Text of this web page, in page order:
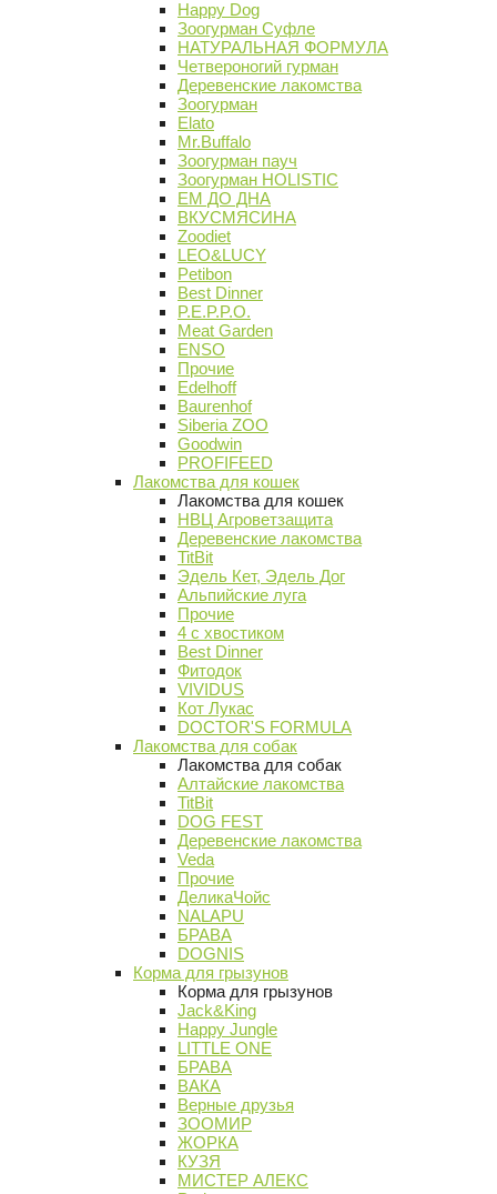
Happy Dog
Зоогурман Суфле
НАТУРАЛЬНАЯ ФОРМУЛА
Четвероногий гурман
Деревенские лакомства
Зоогурман
Elato
Mr.Buffalo
Зоогурман пауч
Зоогурман HOLISTIC
ЕМ ДО ДНА
ВКУСМЯСИНА
Zoodiet
LEO&LUCY
Petibon
Best Dinner
P.E.P.P.O.
Meat Garden
ENSO
Прочие
Edelhoff
Baurenhof
Siberia ZOO
Goodwin
PROFIFEED
Лакомства для кошек
Лакомства для кошек
НВЦ Агроветзащита
Деревенские лакомства
TitBit
Эдель Кет, Эдель Дог
Альпийские луга
Прочие
4 с хвостиком
Best Dinner
Фитодок
VIVIDUS
Кот Лукас
DOCTOR'S FORMULA
Лакомства для собак
Лакомства для собак
Алтайские лакомства
TitBit
DOG FEST
Деревенские лакомства
Veda
Прочие
ДеликаЧойс
NALAPU
БРАВА
DOGNIS
Корма для грызунов
Корма для грызунов
Jack&King
Happy Jungle
LITTLE ONE
БРАВА
ВАКА
Верные друзья
ЗООМИР
ЖОРКА
КУЗЯ
МИСТЕР АЛЕКС